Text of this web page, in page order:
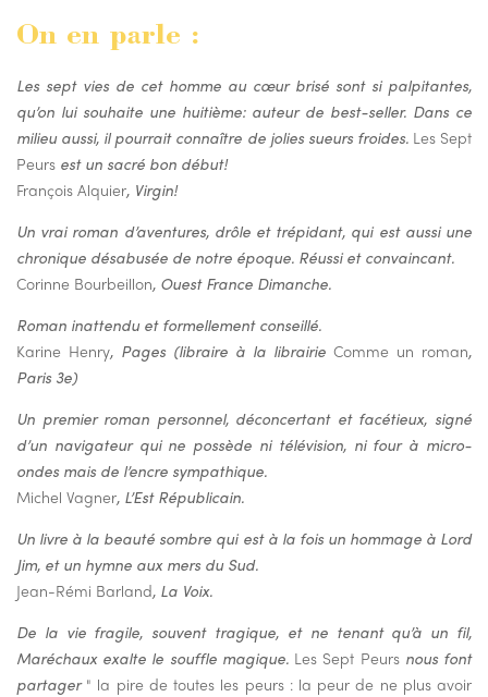
On en parle :
Les sept vies de cet homme au cœur brisé sont si palpitantes,
qu’on lui souhaite une huitième: auteur de best-seller. Dans ce
milieu aussi, il pourrait connaître de jolies sueurs froides. Les Sept
Peurs est un sacré bon début!
François Alquier, Virgin!
Un vrai roman d’aventures, drôle et trépidant, qui est aussi une
chronique désabusée de notre époque. Réussi et convaincant.
Corinne Bourbeillon, Ouest France Dimanche.
Roman inattendu et formellement conseillé.
Karine Henry, Pages (libraire à la librairie Comme un roman,
Paris 3e)
Un premier roman personnel, déconcertant et facétieux, signé
d’un navigateur qui ne possède ni télévision, ni four à micro-
ondes mais de l’encre sympathique.
Michel Vagner, L’Est Républicain.
Un livre à la beauté sombre qui est à la fois un hommage à Lord
Jim, et un hymne aux mers du Sud.
Jean-Rémi Barland, La Voix.
De la vie fragile, souvent tragique, et ne tenant qu’à un fil,
Maréchaux exalte le souffle magique. Les Sept Peursnous font
partager " la pire de toutes les peurs : la peur de ne plus avoir